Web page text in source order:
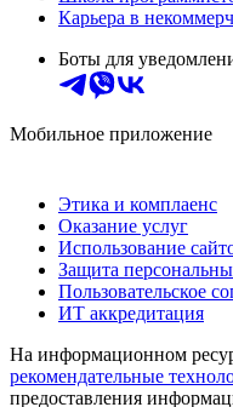
Карьера в
Боты для
Мобильное приложение
Этика и комплаенс
Оказание услуг
Использование
Защита
Пользовательское
ИТ аккредитация
На информационном
рекомендательные
предоставления